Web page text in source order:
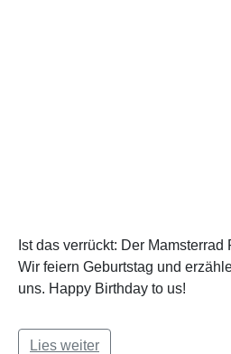
Ist das verrückt: Der
Wir feiern Geburtstag und
uns. Happy Birthday to us!
Lies weiter